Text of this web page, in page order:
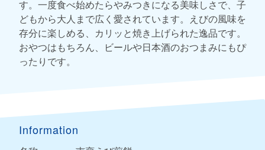
す。一度食べ始めたらやみつきになる美味しさで、子
どもから大人まで広く愛されています。えびの風味を
存分に楽しめる、カリッと焼き上げられた逸品です。
おやつはもちろん、ビールや日本酒のおつまみにもぴ
ったりです。
Information